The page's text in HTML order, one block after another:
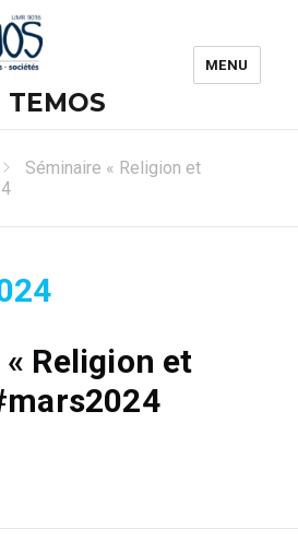
MENU
Séminaire « Religion et
Religion et